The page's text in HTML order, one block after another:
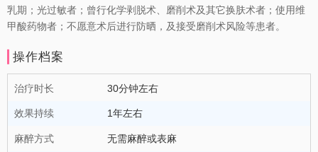
乳期；光过敏者；曾行化学剥脱术、磨削术及其它换肤术者；使用维
甲酸药物者；不愿意术后进行防晒，及接受磨削术风险等患者。
操作档案
治疗时长 30分钟左右
效果持续 1年左右
麻醉方式 无需麻醉或表麻